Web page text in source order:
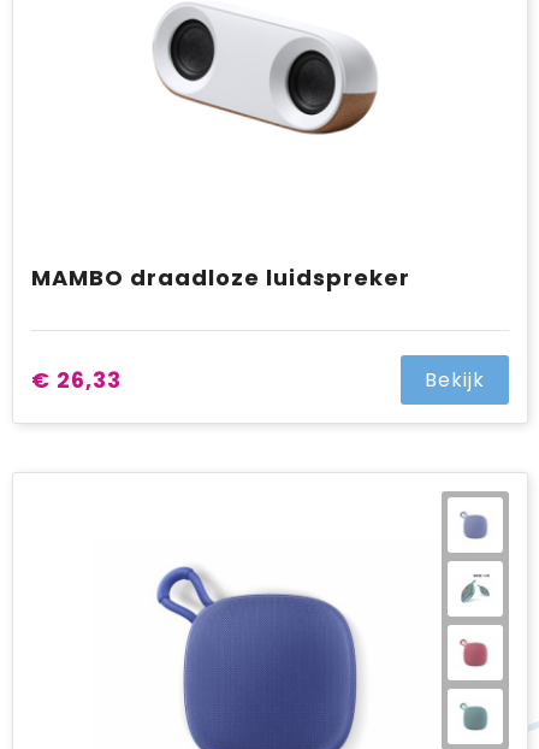
MAMBO draadloze luidspreker
€ 26,33 Bekijk